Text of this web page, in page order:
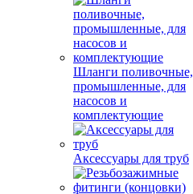
Шланги поливочные,
промышленные, для
насосов и
комплектующие
Аксессуары для труб